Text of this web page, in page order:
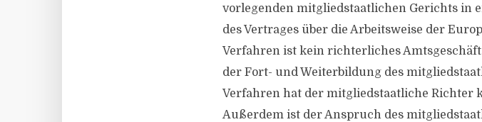
vorlegenden mitgliedstaatlichen Gerichts in
des Vertrages über die Arbeitsweise der
Verfahren ist kein richterliches
der Fort- und Weiterbildung des
Verfahren hat der mitgliedstaatliche Richter
Außerdem ist der Anspruch des